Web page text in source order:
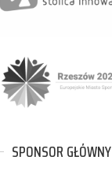
SPONSOR GŁÓWNY